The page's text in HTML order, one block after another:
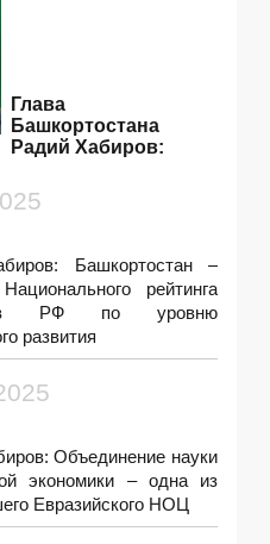
Глава
Башкортостана
Радий Хабиров:
Башкортостан –
рейтинга
РФ по уровню
развития
Объединение науки
экономики – одна из
Евразийского НОЦ